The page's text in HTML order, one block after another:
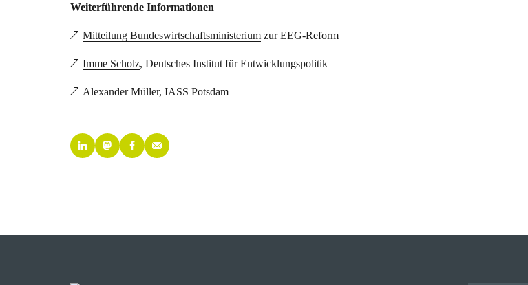
Weiterführende Informationen
Mitteilung Bundeswirtschaftsministerium zur EEG-Reform
Imme Scholz, Deutsches Institut für Entwicklungspolitik
Alexander Müller, IASS Potsdam